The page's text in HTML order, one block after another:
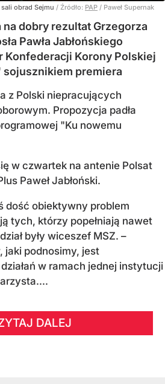
obrad Sejmu / Źródło: PAP / Paweł Supernak
na dobry rezultat Grzegorza
Pawła Jabłońskiego
Konfederacji Korony Polskiej
premiera
z Polski niepracujących
Propozycja padła
"Ku nowemu
w czwartek na antenie Polsat
Paweł Jabłoński.
dość obiektywny problem
tych, którzy popełniają nawet
były wiceszef MSZ. –
jaki podnosimy, jest
w ramach jednej instytucji
DALEJ